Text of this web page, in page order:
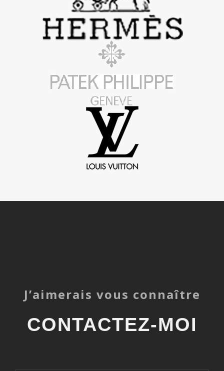
J’aimerais vous connaître
CONTACTEZ-MOI